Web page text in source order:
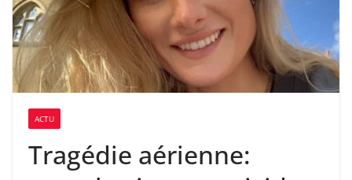
ACTU
Tragédie aérienne: